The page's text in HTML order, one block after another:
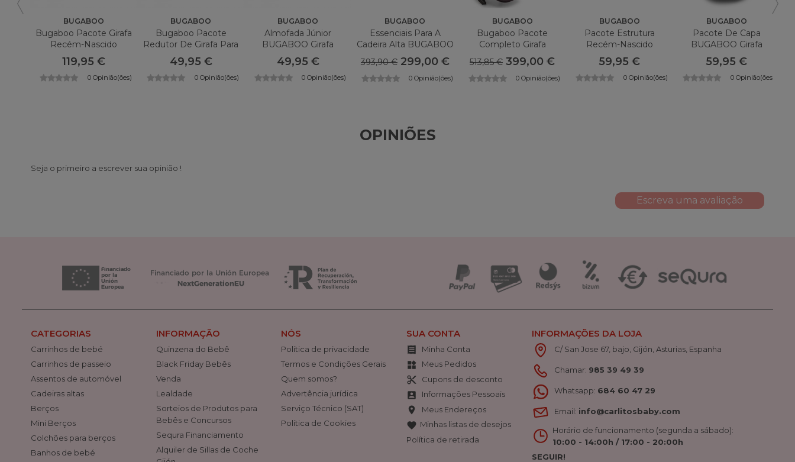
BUGABOO
Bugaboo Pacote Girafa
Recém-Nascido
119,95 €
0 Opinião(ões)
BUGABOO
Bugaboo Pacote
Redutor De Girafa Para
Bebês
49,95 €
0 Opinião(ões)
BUGABOO
Almofada Júnior
BUGABOO Girafa
49,95 €
0 Opinião(ões)
BUGABOO
Essenciais Para A
Cadeira Alta BUGABOO
Girafa
393,90 € 299,00 €
0 Opinião(ões)
BUGABOO
Bugaboo Pacote
Completo Girafa
513,85 € 399,00 €
0 Opinião(ões)
BUGABOO
Pacote Estrutura
Recém-Nascido
BUGABOO Girafa
59,95 €
0 Opinião(ões)
BUGABOO
Pacote De Capa
BUGABOO Girafa
59,95 €
0 Opinião(ões)
OPINIÕES
Seja o primeiro a escrever sua opinião !
Escreva uma avaliação
CATEGORIAS
Carrinhos de bebé
Carrinhos de passeio
Assentos de automóvel
Cadeiras altas
Berços
Mini Berços
Colchões para berços
Banhos de bebé
INFORMAÇÃO
Quinzena do Bebê
Black Friday Bebês
Venda
Lealdade
Sorteios de Produtos para
Bebês e Concursos
Sequra Financiamento
Alquiler de Sillas de Coche
NÓS
Política de privacidade
Termos e Condições Gerais
Quem somos?
Advertência jurídica
Serviço Técnico (SAT)
Política de Cookies
SUA CONTA
 Minha Conta
widgets Meus Pedidos
content_cut Cupons de desconto
account_box Informações Pessoais
location_on Meus Endereços
favorite Minhas listas de desejos
Política de retirada
INFORMAÇÕES DA LOJA
C/ San Jose 67, bajo, Gijón, Asturias, Espanha
Chamar: 985 39 49 39
Whatsapp: 684 60 47 29
Email: info@carlitosbaby.com
Horário de funcionamento (segunda a sábado):
10:00 - 14:00h / 17:00 - 20:00h
SEGUIR!